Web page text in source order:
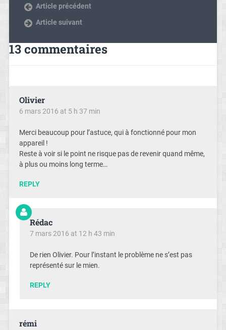
Article précédent
Article suivant
13 commentaires
Olivier
6 mars 2016 at 5 h 37 min
Merci beaucoup pour l’astuce, qui à fonctionné pour mon
appareil !
Reste à voir si le point ne risque pas de revenir quand même,
à plus ou moins long terme…
REPLY
Rédac
7 mars 2016 at 12 h 43 min
De rien Olivier. Pour l’instant le problème ne s’est pas
représenté sur le mien.
REPLY
rémi